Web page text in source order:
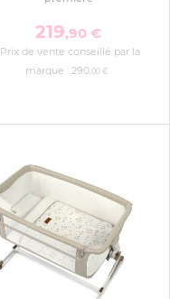
219,90 €
Prix de vente conseillé par la
marque : 290,00 €